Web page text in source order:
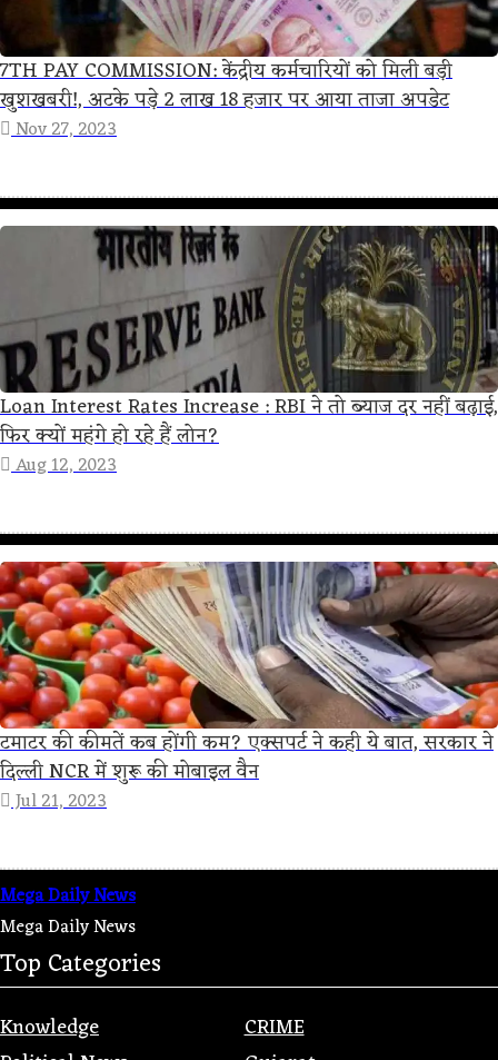
7TH PAY COMMISSION: केंद्रीय कर्मचारियों को मिली बड़ी
खुशखबरी!, अटके पड़े 2 लाख 18 हजार पर आया ताजा अपडेट
Nov 27, 2023
Loan Interest Rates Increase : RBI ने तो ब्याज दर नहीं बढ़ाई,
फिर क्यों महंगे हो रहे हैं लोन?
Aug 12, 2023
टमाटर की कीमतें कब होंगी कम? एक्सपर्ट ने कही ये बात, सरकार ने
दिल्ली NCR में शुरू की मोबाइल वैन
Jul 21, 2023
Mega Daily News
Mega Daily News
Top Categories
Knowledge
CRIME